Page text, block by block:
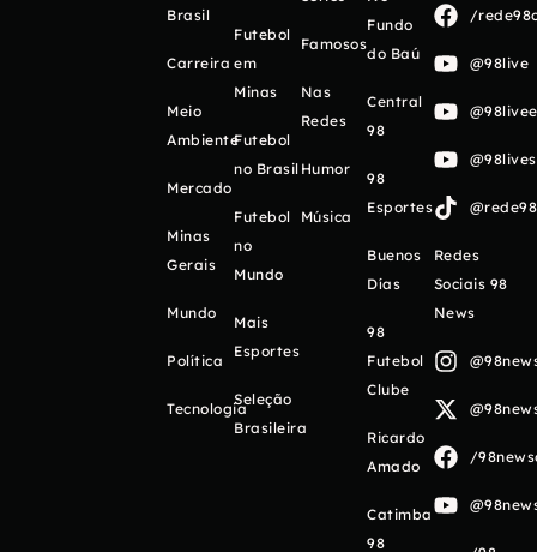
Brasil
Carreira
Meio
Ambiente
Mercado
Minas
Gerais
Mundo
Política
Tecnologia
Futebol
em
Minas
Futebol
no Brasil
Futebol
no
Mundo
Mais
Esportes
Seleção
Brasileira
Famosos
Nas
Redes
Humor
Música
Fundo
do Baú
Central
98
98
Esportes
Buenos
Días
98
Futebol
Clube
Ricardo
Amado
Catimba
98
/
@98live
Redes
Sociais 98
News
/